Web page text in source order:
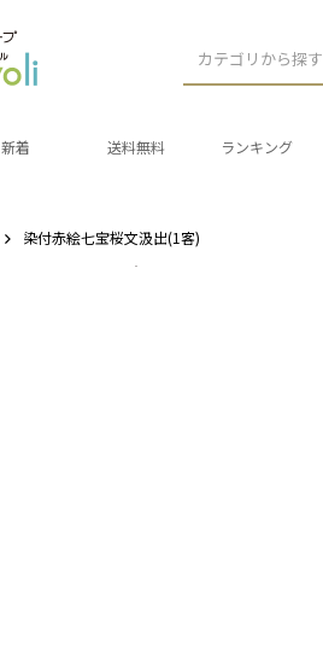
カテゴリから探す
新着 送料無料 ランキング
染付赤絵七宝桜文汲出(1客)